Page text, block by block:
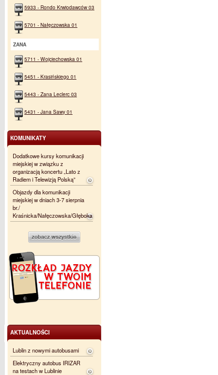
5933 - Rondo Krwiodawców 03
5701 - Nałęczowska 01
ZANA
5711 - Wojciechowska 01
5451 - Krasińskiego 01
5443 - Zana Leclerc 03
5431 - Jana Sawy 01
KOMUNIKATY
Dodatkowe kursy komunikacji
miejskiej w związku z
organizacją koncertu „Lato z
Radiem i Telewizją Polską”
Objazdy dla komunikacji
miejskiej w dniach 3-7 sierpnia
br./
Kraśnicka/Nałęczowska/Głęboka
AKTUALNOŚCI
Lublin z nowymi autobusami
Elektryczny autobus IRIZAR
na testach w Lublinie